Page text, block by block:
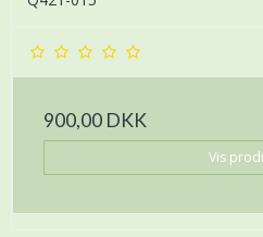
900,00 DKK
Vis